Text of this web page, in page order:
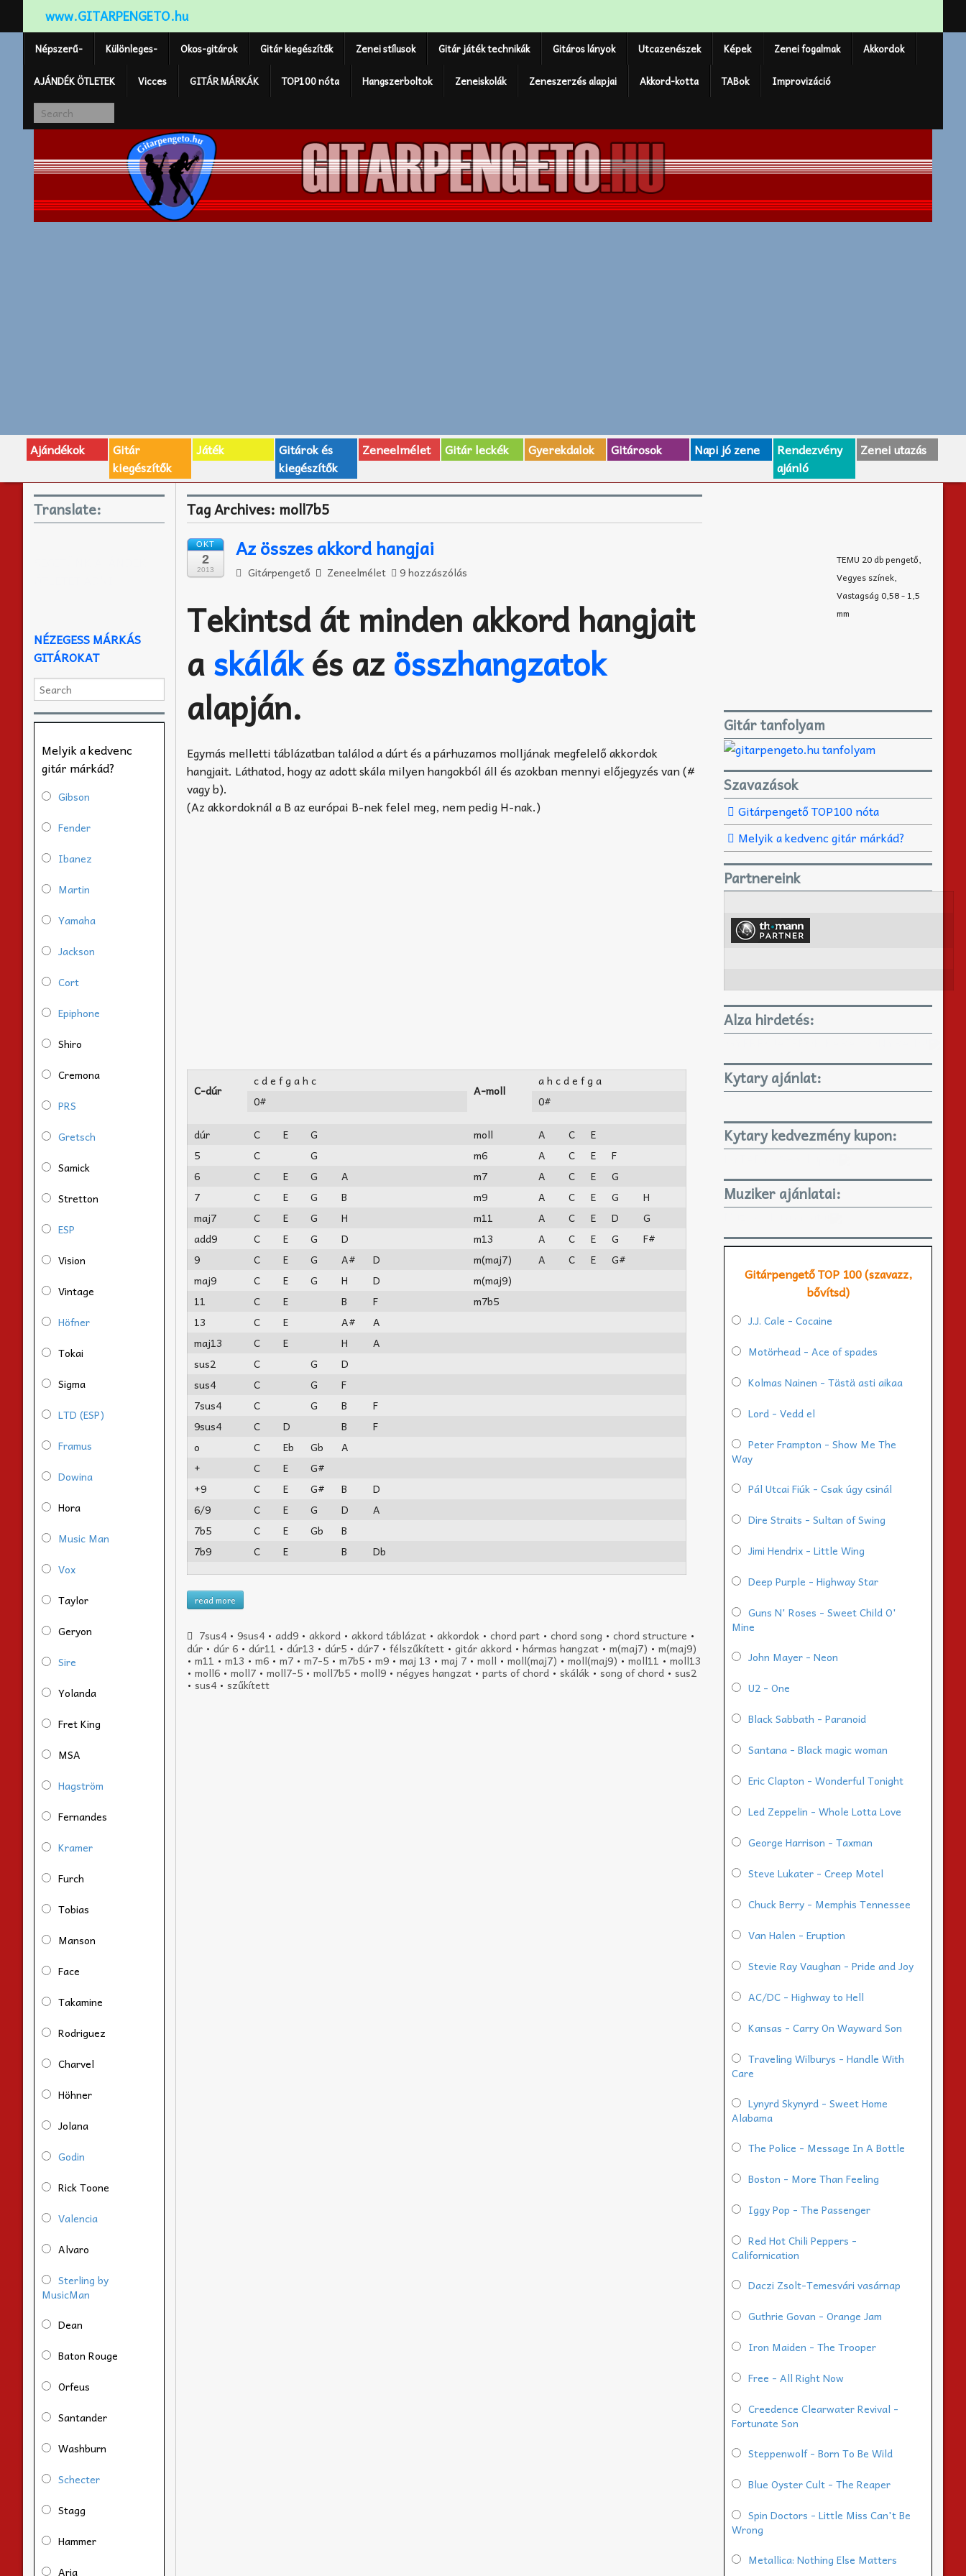
www.GITARPENGETO.hu
Népszerű- Különleges- Okos-gitárok Gitár kiegészítők Zenei stílusok Gitár játék technikák Gitáros lányok Utcazenészek Képek Zenei fogalmak Akkordok
AJÁNDÉK ÖTLETEK Vicces GITÁR MÁRKÁK TOP100 nóta Hangszerboltok Zeneiskolák Zeneszerzés alapjai Akkord-kotta TABok Improvizáció
Ajándékok
Gitár
kiegészítők
Játék
Gitárok és
kiegészítők
Zeneelmélet Gitár leckék Gyerekdalok Gitárosok Napi jó zene
Rendezvény
ajánló
Zenei utazás
Tag Archives: moll7b5
OKT
2
2013
Az összes akkord hangjai
Gitárpengető Zeneelmélet 9 hozzászólás
Tekintsd át minden akkord hangjait
askálákés azösszhangzatok
alapján.
Egymás melletti táblázatban találod a dúrt és a párhuzamos molljának megfelelő akkordok
hangjait. Láthatod, hogy az adott skála milyen hangokból áll és azokban mennyi előjegyzés van (#
vagy b).
(Az akkordoknál a B az európai B-nek felel meg, nem pedig H-nak.)
C-dúr
c d e f g a h c
A-moll
a h c d e f g a
0#
0#
dúr C E G moll A C
E
5
C G m6 A C E
F
6
C E G A m7 A C E
G
7
C E G B m9 A C E G
H
maj7
C E G H m11 A C E D
G
add9
C E G D m13 A C E G
F#
9
C E G A# D m(maj7) A C E
G#
maj9
C E G H D
m(maj9)
11
C E B F
m7b5
13
C E A#
A
maj13
C E H
A
sus2
C G
D
sus4
C G
F
7sus4
C G B
F
9sus4
C D B
F
o
C Eb Gb
A
+
C E
G#
+9
C E G# B
D
6/9
C E G D
A
7b5
C E Gb
B
7b9
C E B Db
read more
7sus4• 9sus4• add9• akkord• akkord táblázat• akkordok• chord part• chord song • chord structure •
dúr •dúr 6 •dúr11 •dúr13 •dúr5 •dúr7 •félszűkített •gitár akkord •hármas hangzat •m(maj7) •m(maj9)
•m11 •m13 •m6 •m7 •m7-5 •m7b5 •m9 •maj 13 •maj 7 •moll •moll(maj7) •moll(maj9) •moll11 •moll13
•moll6 •moll7 •moll7-5 •moll7b5 •moll9 •négyes hangzat •parts of chord •skálák •song of chord •sus2
•sus4 •szűkített
Translate:
NÉZEGESS MÁRKÁS
GITÁROKAT
Melyik a kedvenc
gitár márkád?
Gibson
Fender
Ibanez
Martin
Yamaha
Jackson
Cort
Epiphone
Shiro
Cremona
PRS
Gretsch
Samick
Stretton
ESP
Vision
Vintage
Höfner
Tokai
Sigma
LTD (ESP)
Framus
Dowina
Hora
Music Man
Vox
Taylor
Geryon
Sire
Yolanda
Fret King
MSA
Hagström
Fernandes
Kramer
Furch
Tobias
Manson
Face
Takamine
Rodriguez
Charvel
Höhner
Jolana
Godin
Rick Toone
Valencia
Alvaro
Sterling by
MusicMan
Dean
Baton Rouge
Orfeus
Santander
Washburn
Schecter
Stagg
Hammer
Aria
TEMU 20 db pengető,
Vegyes színek,
Vastagság 0,58 - 1,5
mm
Gitár tanfolyam
Szavazások
Gitárpengető TOP100 nóta
Melyik a kedvenc gitár márkád?
Partnereink
Alza hirdetés:
Kytary ajánlat:
Kytary kedvezmény kupon:
Muziker ajánlatai:
Gitárpengető TOP 100 (szavazz,
bővítsd)
J.J. Cale - Cocaine
Motörhead - Ace of spades
Kolmas Nainen - Tästä asti aikaa
Lord - Vedd el
Peter Frampton - Show Me The
Way
Pál Utcai Fiúk - Csak úgy csinál
Dire Straits - Sultan of Swing
Jimi Hendrix - Little Wing
Deep Purple - Highway Star
Guns N' Roses - Sweet Child O'
Mine
John Mayer - Neon
U2 - One
Black Sabbath - Paranoid
Santana - Black magic woman
Eric Clapton - Wonderful Tonight
Led Zeppelin - Whole Lotta Love
George Harrison - Taxman
Steve Lukater - Creep Motel
Chuck Berry - Memphis Tennessee
Van Halen - Eruption
Stevie Ray Vaughan - Pride and Joy
AC/DC - Highway to Hell
Kansas - Carry On Wayward Son
Traveling Wilburys - Handle With
Care
Lynyrd Skynyrd - Sweet Home
Alabama
The Police - Message In A Bottle
Boston - More Than Feeling
Iggy Pop - The Passenger
Red Hot Chili Peppers -
Californication
Daczi Zsolt-Temesvári vasárnap
Guthrie Govan - Orange Jam
Iron Maiden - The Trooper
Free - All Right Now
Creedence Clearwater Revival -
Fortunate Son
Steppenwolf - Born To Be Wild
Blue Oyster Cult - The Reaper
Spin Doctors - Little Miss Can't Be
Wrong
Metallica: Nothing Else Matters